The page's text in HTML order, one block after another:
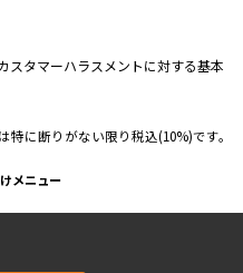
スタマーハラスメントに対する基本
特に断りがない限り税込(10%)です。
メニュー